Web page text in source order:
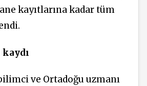
kayıtlarına kadar tüm
ve Ortadoğu uzmanı